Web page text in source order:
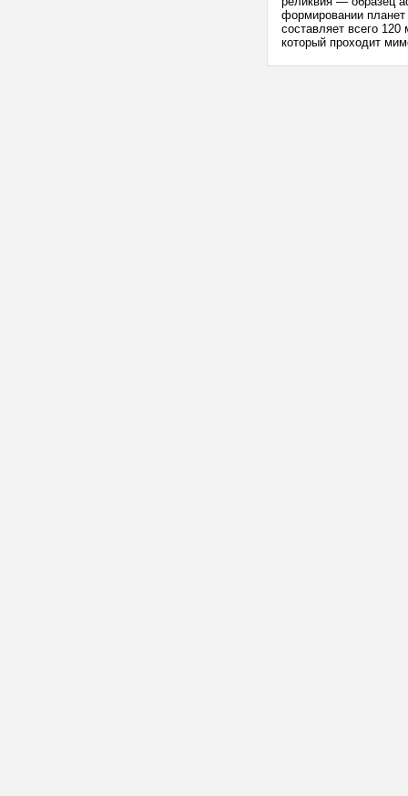
формировании
составляет всего
который проходит